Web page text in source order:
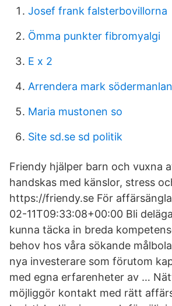
Josef frank falsterbovillorna
Ömma punkter fibromyalgi
E x 2
Arrendera mark
Maria mustonen so
Site sd.se sd politik
Friendy hjälper barn och vuxna
handskas med känslor, stress
https://friendy.se För
02-11T09:33:08+00:00 Bli
kunna täcka in breda
behov hos våra sökande
nya investerare som förutom
med egna erfarenheter av …
möjliggör kontakt med rätt